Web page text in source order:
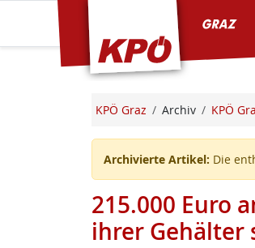
KPÖ Graz Archiv KPÖ
Archivierte Artikel: Die
215.000 Euro
ihrer Gehälter